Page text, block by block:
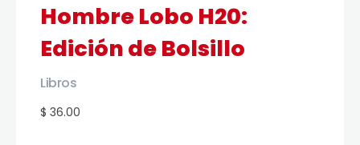
Hombre Lobo H20:
Edición de Bolsillo
$ 36.00
Libros